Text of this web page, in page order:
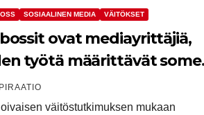
SOSIAALINEN MEDIA VÄITÖKSET
ovat mediayrittäjiä,
työtä määrittävät
ja sukupuolittuneet
väitöstutkimuksen mukaan